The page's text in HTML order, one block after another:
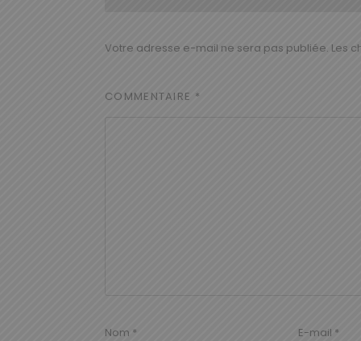
Votre adresse e-mail ne sera pas publiée. Les
COMMENTAIRE *
Nom * E-mail *